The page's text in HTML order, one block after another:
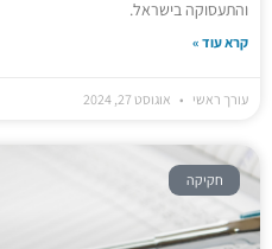
והתעסוקה בישראל.
קרא עוד »
עורך ראשי אוגוסט 27, 2024
חקיקה